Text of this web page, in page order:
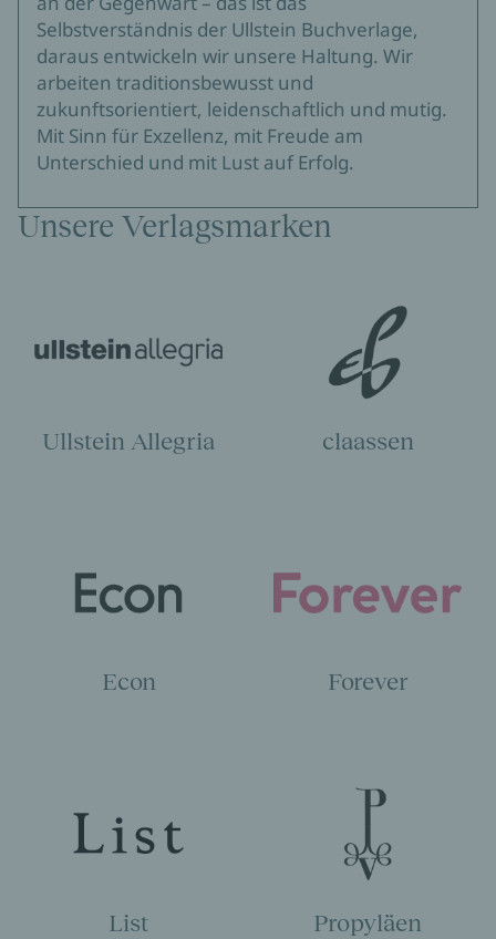
Selbstverständnis der Ullstein Buchverlage,
daraus entwickeln wir unsere Haltung. Wir
arbeiten traditionsbewusst und
zukunftsorientiert, leidenschaftlich und mutig.
Mit Sinn für Exzellenz, mit Freude am
Unterschied und mit Lust auf Erfolg.
Unsere Verlagsmarken
Ullstein Allegria claassen
Econ Forever
List Propyläen